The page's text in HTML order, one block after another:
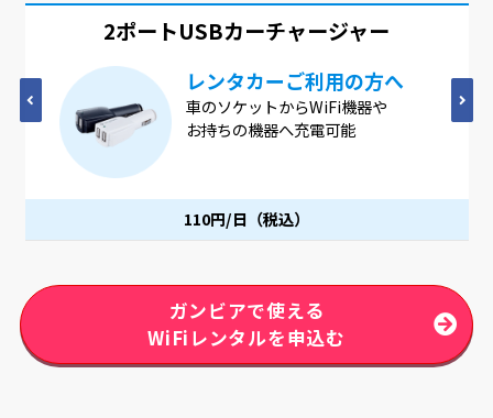
2ポートUSBカーチャージャー
レンタカーご利用の方へ
車のソケットからWiFi機器や
お持ちの機器へ充電可能
110円/日（税込）
ガンビアで使える
WiFiレンタルを申込む